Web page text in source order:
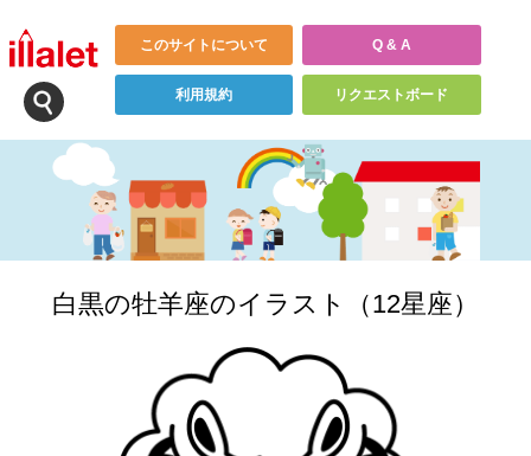
このサイトについて Q & A
利用規約 リクエストボード
白黒の牡羊座のイラスト（12星座）